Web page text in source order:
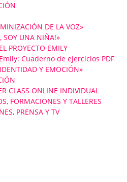
DE LA VOZ»
SOY UNA NIÑA!»
PROYECTO EMILY
Cuaderno de ejercicios PDF
Y EMOCIÓN»
CLASS ONLINE INDIVIDUAL
FORMACIONES Y TALLERES
PRENSA Y TV